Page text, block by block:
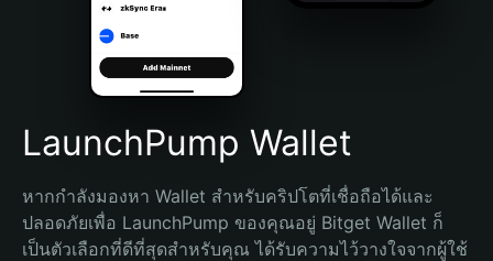
Português (Brasil)
Español (Argentina)
LaunchPump Wallet
หากกำลังมองหา Wallet สำหรับคริปโตที่เชื่อถือได้และ
ปลอดภัยเพื่อ LaunchPump ของคุณอยู่ Bitget Wallet ก็
เป็นตัวเลือกที่ดีที่สุดสำหรับคุณ ได้รับความไว้วางใจจากผู้ใช้